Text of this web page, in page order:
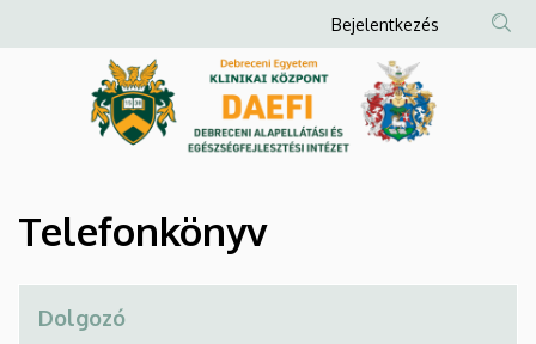
Debreceni
és
Egészségfejlesztési
Intézet
a
Anonim
Felhasználói
fiók
menüje
Bejelentkezés
Telefonkönyv